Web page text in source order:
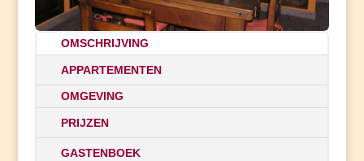
OMSCHRIJVING
APPARTEMENTEN
OMGEVING
PRIJZEN
GASTENBOEK